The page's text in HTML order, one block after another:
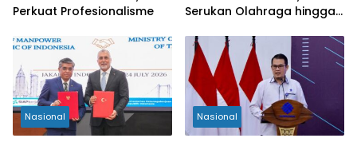
Perkuat Profesionalisme
Serukan Olahraga hingga
Nasional Nasional